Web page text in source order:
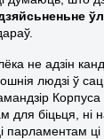
не адзін
людзі ў
біцьця, ні
ці